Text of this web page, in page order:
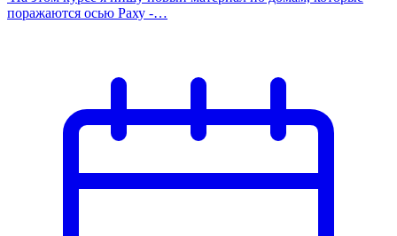
поражаются осью Раху -…